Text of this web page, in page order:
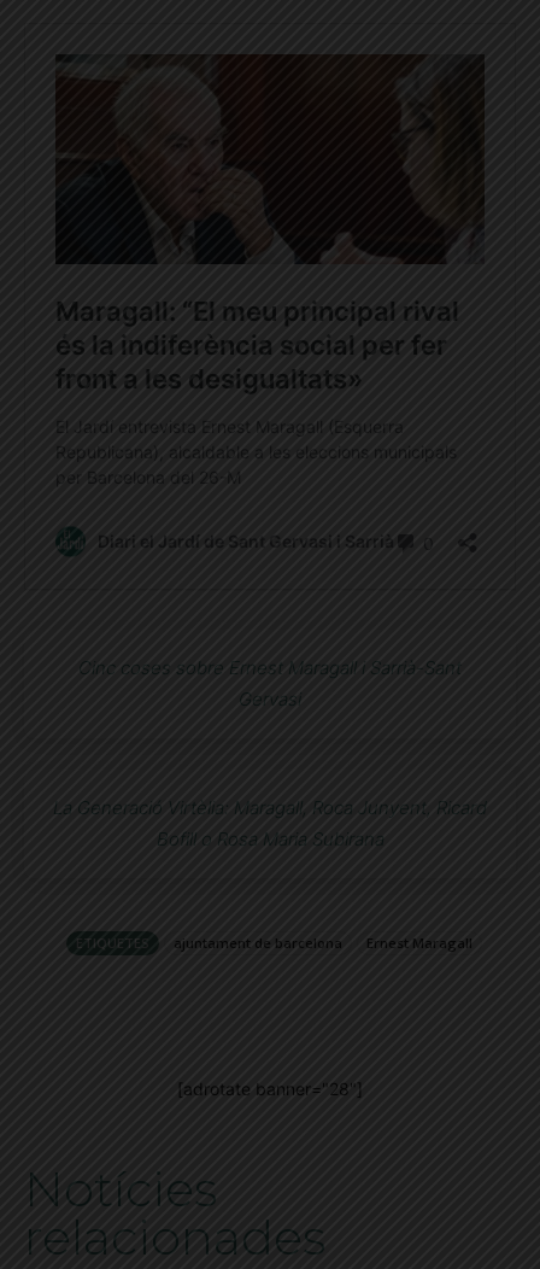
Cinc coses sobre Ernest Maragall i Sarrià-Sant
Gervasi
La Generació Virtèlia: Maragall, Roca Junyent, Ricard
Bofill o Rosa Maria Subirana
ETIQUETES ajuntament de barcelona Ernest Maragall
[adrotate banner="28"]
Notícies
relacionades